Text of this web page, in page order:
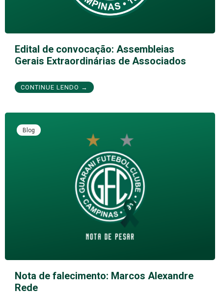
Edital de convocação: Assembleias
Gerais Extraordinárias de Associados
CONTINUE LENDO →
Blog
Nota de falecimento: Marcos Alexandre
Rede